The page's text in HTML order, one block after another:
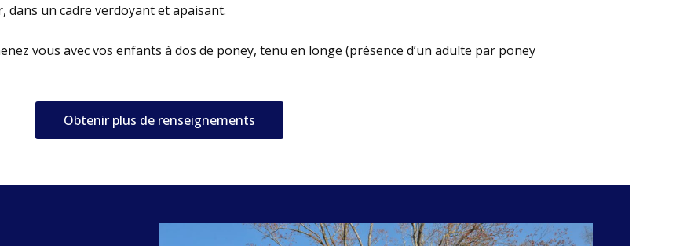
dans un cadre verdoyant et apaisant.
vous avec vos enfants à dos de poney, tenu en longe (présence d’un adulte par poney
Obtenir plus de renseignements